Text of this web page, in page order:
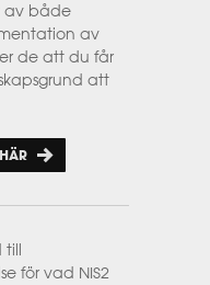
av både
av
de att du får
att
till
för vad NIS2